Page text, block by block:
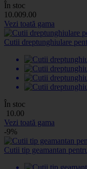
În stoc
10.009.00
Vezi toată gama
Cutii dreptunghiulare
În stoc
10.00
Vezi toată gama
-9%
Cutii tip geamantan